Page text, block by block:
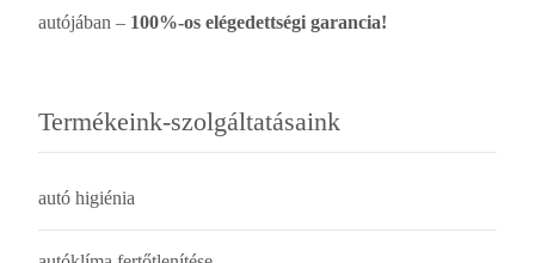
autójában – 100%-os elégedettségi garancia!
Termékeink-szolgáltatásaink
autó higiénia